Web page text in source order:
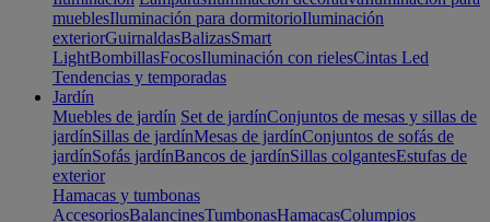
mueblesIluminación para dormitorioIluminación
exteriorGuirnaldasBalizasSmart
LightBombillasFocosIluminación con rielesCintas Led
Tendencias y temporadas
Jardín
Muebles de jardín Set de jardínConjuntos de mesas y sillas de
jardínSillas de jardínMesas de jardínConjuntos de sofás de
jardínSofás jardínBancos de jardínSillas colgantesEstufas de
exterior
Hamacas y tumbonas
AccesoriosBalancinesTumbonasHamacasColumpios